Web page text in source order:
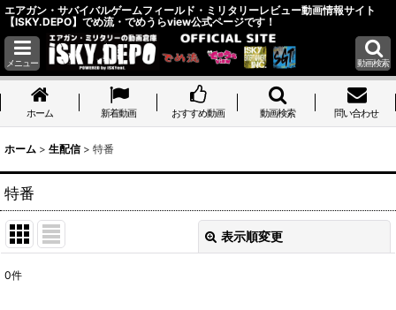
エアガン・サバイバルゲームフィールド・ミリタリーレビュー動画情報サイト
【ISKY.DEPO】でめ流・でめうらview公式ページです！
メニュー ホーム
動画検索
ホーム 新着動画 おすすめ動画 動画検索 問い合わせ
ホーム > 生配信 > 特番
特番
表示順変更
0件